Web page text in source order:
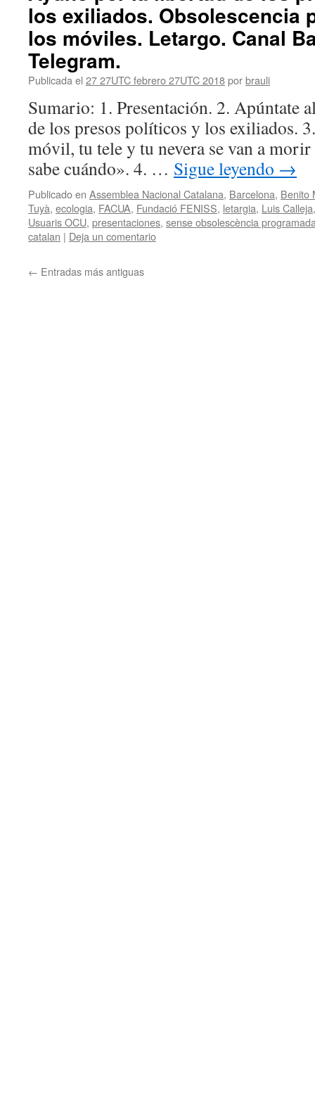
los exiliados. Obsolescencia
los móviles. Letargo. Canal
Telegram.
Publicada el 27 27UTC febrero 27UTC 2018porbrauli
Sumario: 1. Presentación. 2. Apúntate
de los presos políticos y los exiliados.
móvil, tu tele y tu nevera se van a
sabe cuándo». 4. … Sigue leyendo →
Publicado en Assemblea Nacional Catalana, Barcelona, Benito
Tuyà, ecologia, FACUA, Fundació FENISS, letargia, Luis Calleja
Usuaris OCU, presentaciones, sense obsolescència
catalan | Deja un comentario
← Entradas más antiguas